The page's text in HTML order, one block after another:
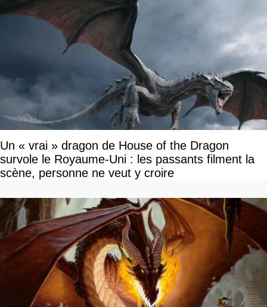
Un « vrai » dragon de House of the Dragon
survole le Royaume-Uni : les passants filment la
scène, personne ne veut y croire